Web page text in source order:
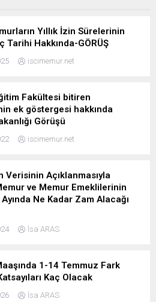
Yıllık İzin Sürelerinin
Tarihi Hakkında-GÖRÜŞ
iscimemur.net
Fakültesi bitiren
ek göstergesi hakkında
Görüşü
iscimemur.net
Verisinin Açıklanmasıyla
ve Memur Emeklilerinin
Ne Kadar Zam Alacağı
İsa ARAS
1-14 Temmuz Fark
Kaç Olacak
İsa ARAS